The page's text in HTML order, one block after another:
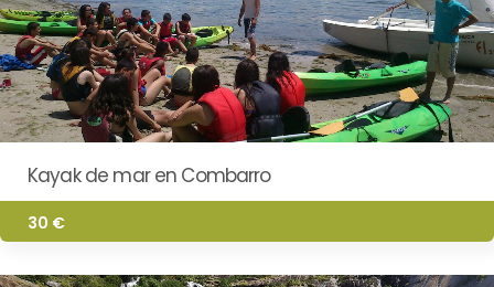
Kayak de mar en Combarro
30 €